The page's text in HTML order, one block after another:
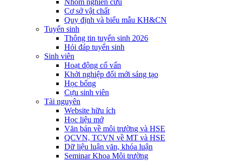
Nhóm nghiên cứu
Cơ sở vật chất
Quy định và biểu mẫu KH&CN
Tuyển sinh
Thông tin tuyển sinh 2026
Hỏi đáp tuyển sinh
Sinh viên
Hoạt động cố vấn
Khởi nghiệp đổi mới sáng tạo
Học bổng
Cựu sinh viên
Tài nguyên
Website hữu ích
Học liệu mở
Văn bản về môi trường và HSE
QCVN, TCVN về MT và HSE
Dữ liệu luận văn, khóa luận
Seminar Khoa Môi trường